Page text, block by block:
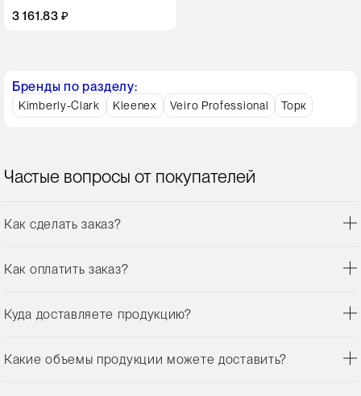
3 161.83 ₽
Бренды по разделу:
Kimberly-Clark Kleenex Veiro Professional Торк
Частые вопросы от покупателей
Как сделать заказ?
Как оплатить заказ?
Куда доставляете продукцию?
Какие объемы продукции можете доставить?